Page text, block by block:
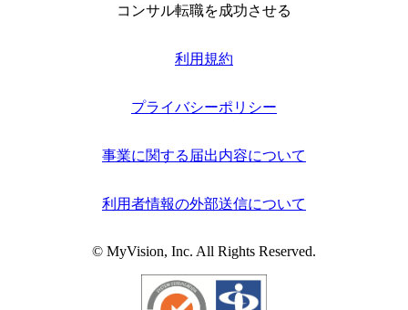
コンサル転職を成功させる
利用規約
プライバシーポリシー
事業に関する届出内容について
利用者情報の外部送信について
© MyVision, Inc. All Rights Reserved.